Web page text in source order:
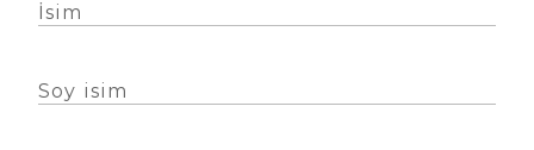
İsim
Soy isim